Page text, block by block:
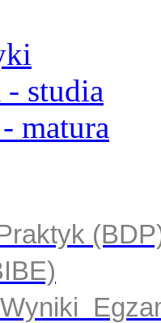
studia
matura